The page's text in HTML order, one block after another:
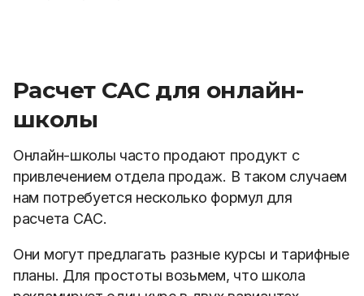
Расчет CAC для онлайн-
школы
Онлайн-школы часто продают продукт с
привлечением отдела продаж. В таком случаем
нам потребуется несколько формул для
расчета САС.
Они могут предлагать разные курсы и тарифные
планы. Для простоты возьмем, что школа